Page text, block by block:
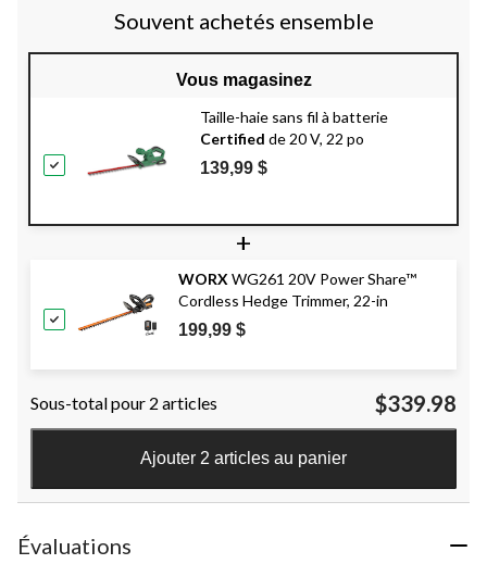
Souvent achetés ensemble
Vous magasinez
Taille-haie sans fil à batterie
Certified de 20 V, 22 po
139,99 $
+
WORX WG261 20V Power Share™
Cordless Hedge Trimmer, 22-in
199,99 $
Sous-total pour 2 articles $339.98
Ajouter 2 articles au panier
Évaluations